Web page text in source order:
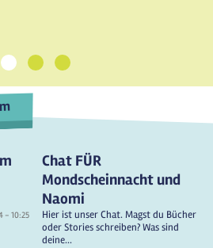
1 2 3
- 10:25
Chat FÜR
Mondscheinnacht und
Naomi
Hier ist unser Chat. Magst du Bücher
oder Stories schreiben? Was sind
deine...